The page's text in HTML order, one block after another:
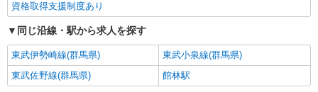
資格取得支援制度あり
同じ沿線・駅から求人を探す
東武伊勢崎線(群馬県)
東武小泉線(群馬県)
東武佐野線(群馬県)
館林駅